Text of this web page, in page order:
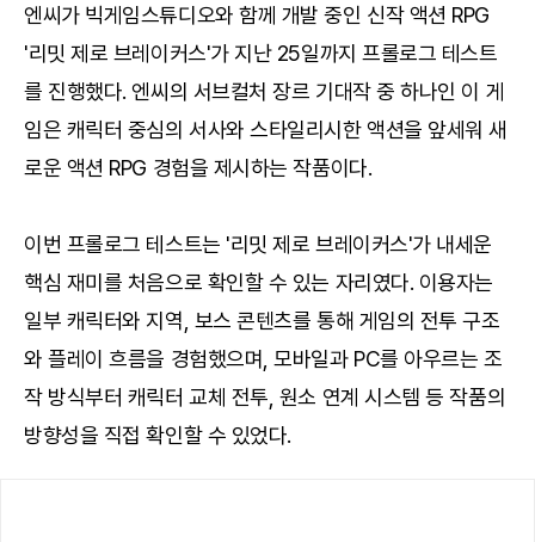
엔씨가 빅게임스튜디오와 함께 개발 중인 신작 액션 RPG
'리밋 제로 브레이커스'가 지난 25일까지 프롤로그 테스트
를 진행했다. 엔씨의 서브컬처 장르 기대작 중 하나인 이 게
임은 캐릭터 중심의 서사와 스타일리시한 액션을 앞세워 새
로운 액션 RPG 경험을 제시하는 작품이다.
이번 프롤로그 테스트는 '리밋 제로 브레이커스'가 내세운
핵심 재미를 처음으로 확인할 수 있는 자리였다. 이용자는
일부 캐릭터와 지역, 보스 콘텐츠를 통해 게임의 전투 구조
와 플레이 흐름을 경험했으며, 모바일과 PC를 아우르는 조
작 방식부터 캐릭터 교체 전투, 원소 연계 시스템 등 작품의
방향성을 직접 확인할 수 있었다.